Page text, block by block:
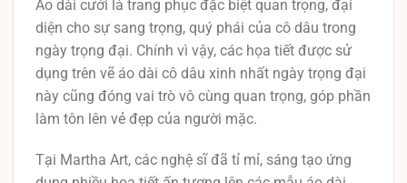
Áo dài cưới là trang phục đặc biệt quan trọng, đại
diện cho sự sang trọng, quý phái của cô dâu trong
ngày trọng đại. Chính vì vậy, các họa tiết được sử
dụng trên vẽ áo dài cô dâu xinh nhất ngày trọng đại
này cũng đóng vai trò vô cùng quan trọng, góp phần
làm tôn lên vẻ đẹp của người mặc.
Tại Martha Art, các nghệ sĩ đã tỉ mỉ, sáng tạo ứng